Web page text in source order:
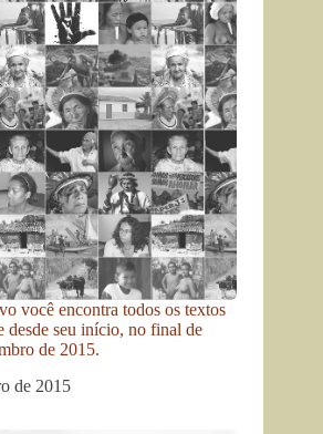
você encontra todos os textos
desde seu início, no final de
de 2015.
de 2015